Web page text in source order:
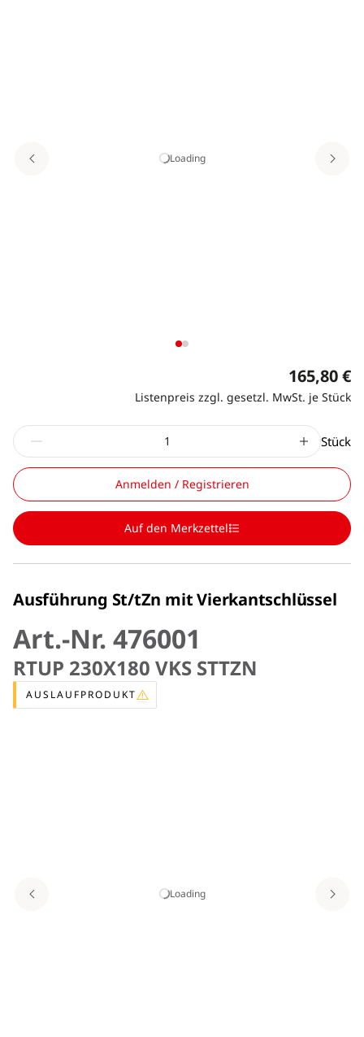
Loading
165,80 €
Listenpreis zzgl. gesetzl. MwSt. je Stück
Stück
Anmelden / Registrieren
Auf den Merkzettel
Ausführung St/tZn mit Vierkantschlüssel
Art.-Nr. 476001
RTUP 230X180 VKS STTZN
AUSLAUFPRODUKT
Loading